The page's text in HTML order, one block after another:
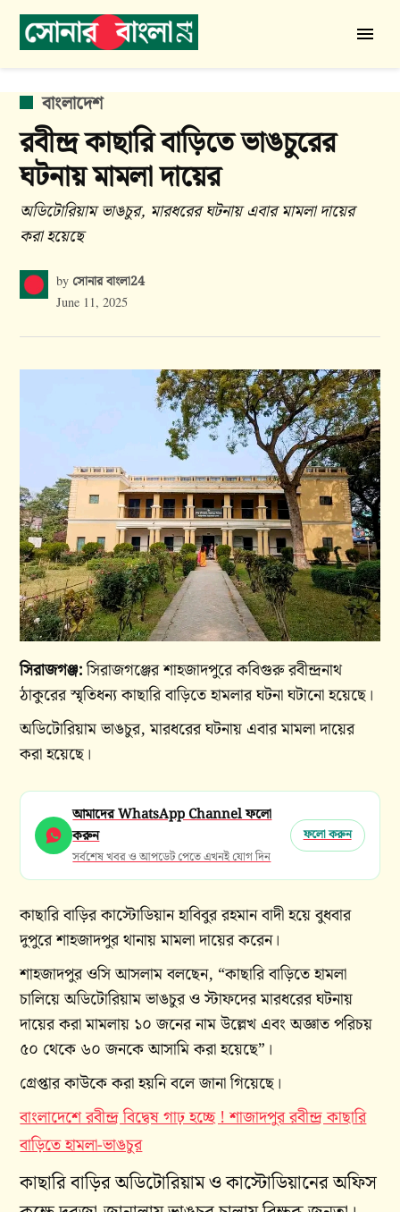
Skip
বাংলা
24
POSTED
IN
বাংলাদেশ
রবীন্দ্র কাছারি বাড়িতে ভাঙচুরের
ঘটনায় মামলা দায়ের
অডিটোরিয়াম ভাঙচুর, মারধরের ঘটনায় এবার মামলা দায়ের
করা হয়েছে
by সোনার বাংলা24
June 11, 2025
সিরাজগঞ্জ:সিরাজগঞ্জের শাহজাদপুরে কবিগুরু রবীন্দ্রনাথ
ঠাকুরের স্মৃতিধন্য কাছারি বাড়িতে হামলার ঘটনা ঘটানো হয়েছে।
অডিটোরিয়াম ভাঙচুর, মারধরের ঘটনায় এবার মামলা দায়ের
করা হয়েছে।
আমাদের WhatsApp Channel ফলো
করুন
সর্বশেষ খবর ও আপডেট পেতে এখনই যোগ দিন
ফলো করুন
কাছারি বাড়ির কাস্টোডিয়ান হাবিবুর রহমান বাদী হয়ে বুধবার
দুপুরে শাহজাদপুর থানায় মামলা দায়ের করেন।
শাহজাদপুর ওসি আসলাম বলছেন, “কাছারি বাড়িতে হামলা
চালিয়ে অডিটোরিয়াম ভাঙচুর ও স্টাফদের মারধরের ঘটনায়
দায়ের করা মামলায় ১০ জনের নাম উল্লেখ এবং অজ্ঞাত পরিচয়
৫০ থেকে ৬০ জনকে আসামি করা হয়েছে”।
গ্রেপ্তার কাউকে করা হয়নি বলে জানা গিয়েছে।
বাংলাদেশে রবীন্দ্র বিদ্বেষ গাঢ় হচ্ছে ! শাজাদপুর রবীন্দ্র কাছারি
বাড়িতে হামলা-ভাঙচুর
কাছারি বাড়ির অডিটোরিয়াম ও কাস্টোডিয়ানের অফিস